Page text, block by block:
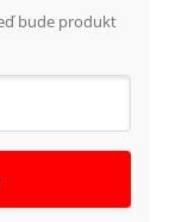
bude produkt